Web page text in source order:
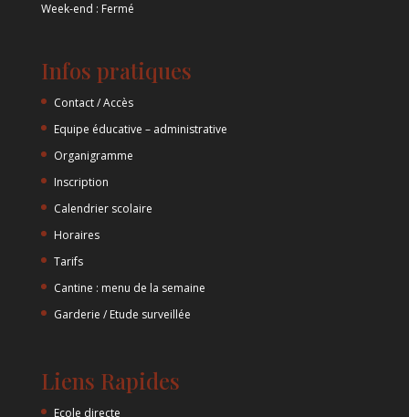
Week-end : Fermé
Infos pratiques
Contact / Accès
Equipe éducative – administrative
Organigramme
Inscription
Calendrier scolaire
Horaires
Tarifs
Cantine : menu de la semaine
Garderie / Etude surveillée
Liens Rapides
Ecole directe